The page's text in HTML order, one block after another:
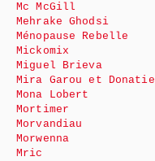
Mc McGill
Mehrake Ghodsi
Ménopause Rebelle
Mickomix
Miguel Brieva
Mira Garou et
Mona Lobert
Mortimer
Morvandiau
Morwenna
Mric